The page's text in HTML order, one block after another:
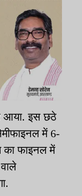
आया. इस छठे
में 6-
का फाइनल में